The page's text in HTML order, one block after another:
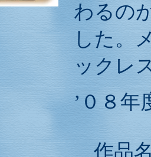
わるの
した。
ックレ
’０８
作品